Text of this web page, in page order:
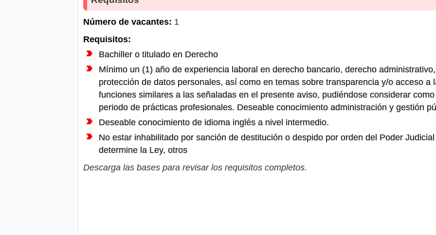
Número de vacantes: 1
Requisitos:
Bachiller o titulado en Derecho
Mínimo un (1) año de experiencia laboral en derecho bancario, derecho
protección de datos personales, así como en temas sobre transparencia y/o acceso a
funciones similares a las señaladas en el presente aviso, pudiéndose considerar
periodo de prácticas profesionales. Deseable conocimiento administración y gestión
Deseable conocimiento de idioma inglés a nivel intermedio.
No estar inhabilitado por sanción de destitución o despido por orden del Poder
determine la Ley, otros
Descarga las bases para revisar los requisitos completos.